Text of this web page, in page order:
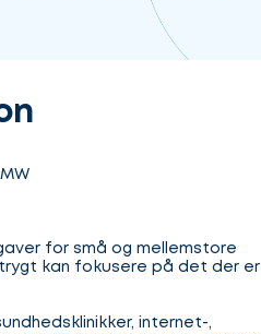
for små og mellemstore
kan fokusere på det der er
internet-,